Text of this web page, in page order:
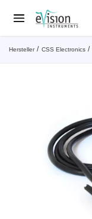
Hersteller CSS Electronics